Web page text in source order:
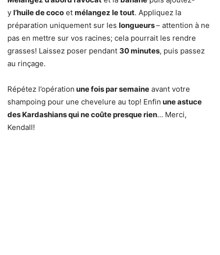
y l’huile de coco et mélangez le tout. Appliquez la
préparation uniquement sur les longueurs– attention à ne
pas en mettre sur vos racines; cela pourrait les rendre
grasses! Laissez poser pendant 30 minutes, puis passez
au rinçage.
Répétez l’opération une fois par semaine avant votre
shampoing pour une chevelure au top! Enfin une astuce
des Kardashians qui ne coûte presque rien… Merci,
Kendall!